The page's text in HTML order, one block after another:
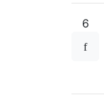
6